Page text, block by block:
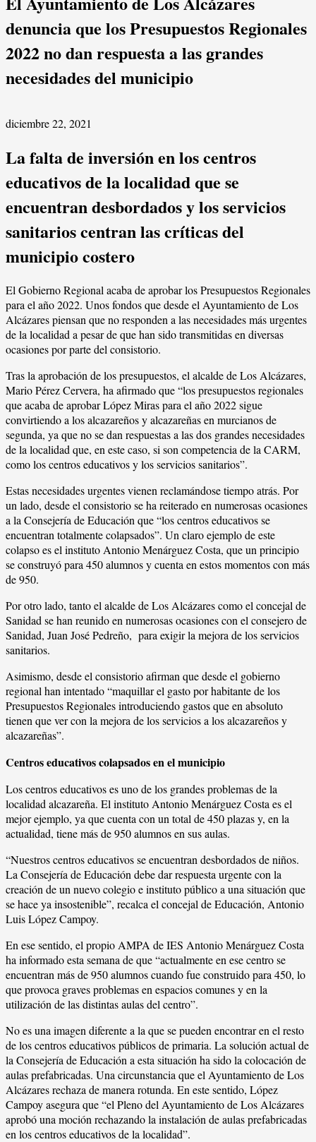
denuncia que los Presupuestos Regionales
2022 no dan respuesta a las grandes
necesidades del municipio
diciembre 22, 2021
La falta de inversión en los centros
educativos de la localidad que se
encuentran desbordados y los servicios
sanitarios centran las críticas del
municipio costero
El Gobierno Regional acaba de aprobar los Presupuestos Regionales
para el año 2022. Unos fondos que desde el Ayuntamiento de Los
Alcázares piensan que no responden a las necesidades más urgentes
de la localidad a pesar de que han sido transmitidas en diversas
ocasiones por parte del consistorio.
Tras la aprobación de los presupuestos, el alcalde de Los Alcázares,
Mario Pérez Cervera, ha afirmado que “los presupuestos regionales
que acaba de aprobar López Miras para el año 2022 sigue
convirtiendo a los alcazareños y alcazareñas en murcianos de
segunda, ya que no se dan respuestas a las dos grandes necesidades
de la localidad que, en este caso, si son competencia de la CARM,
como los centros educativos y los servicios sanitarios”.
Estas necesidades urgentes vienen reclamándose tiempo atrás. Por
un lado, desde el consistorio se ha reiterado en numerosas ocasiones
a la Consejería de Educación que “los centros educativos se
encuentran totalmente colapsados”. Un claro ejemplo de este
colapso es el instituto Antonio Menárguez Costa, que un principio
se construyó para 450 alumnos y cuenta en estos momentos con más
de 950.
Por otro lado, tanto el alcalde de Los Alcázares como el concejal de
Sanidad se han reunido en numerosas ocasiones con el consejero de
Sanidad, Juan José Pedreño, para exigir la mejora de los servicios
sanitarios.
Asimismo, desde el consistorio afirman que desde el gobierno
regional han intentado “maquillar el gasto por habitante de los
Presupuestos Regionales introduciendo gastos que en absoluto
tienen que ver con la mejora de los servicios a los alcazareños y
alcazareñas”.
Centros educativos colapsados en el municipio
Los centros educativos es uno de los grandes problemas de la
localidad alcazareña. El instituto Antonio Menárguez Costa es el
mejor ejemplo, ya que cuenta con un total de 450 plazas y, en la
actualidad, tiene más de 950 alumnos en sus aulas.
“Nuestros centros educativos se encuentran desbordados de niños.
La Consejería de Educación debe dar respuesta urgente con la
creación de un nuevo colegio e instituto público a una situación que
se hace ya insostenible”, recalca el concejal de Educación, Antonio
Luis López Campoy.
En ese sentido, el propio AMPA de IES Antonio Menárguez Costa
ha informado esta semana de que “actualmente en ese centro se
encuentran más de 950 alumnos cuando fue construido para 450, lo
que provoca graves problemas en espacios comunes y en la
utilización de las distintas aulas del centro”.
No es una imagen diferente a la que se pueden encontrar en el resto
de los centros educativos públicos de primaria. La solución actual de
la Consejería de Educación a esta situación ha sido la colocación de
aulas prefabricadas. Una circunstancia que el Ayuntamiento de Los
Alcázares rechaza de manera rotunda. En este sentido, López
Campoy asegura que “el Pleno del Ayuntamiento de Los Alcázares
aprobó una moción rechazando la instalación de aulas prefabricadas
en los centros educativos de la localidad”.